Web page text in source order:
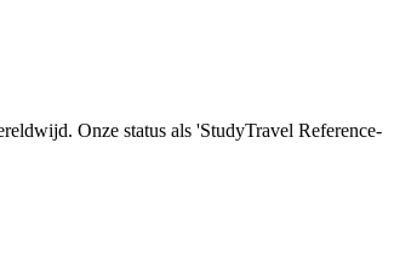
Onze status als 'StudyTravel Reference-